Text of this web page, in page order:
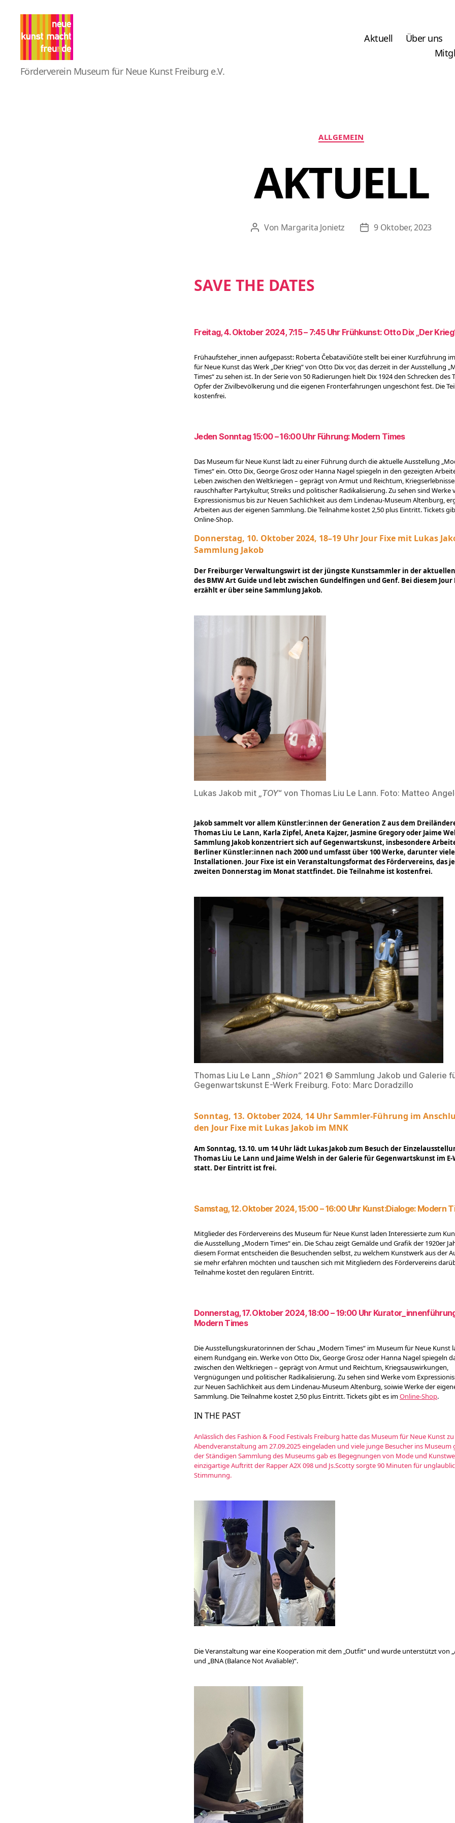
Pro
MNK
Förderverein Museum für Neue Kunst Freiburg e.V.
Aktuell Über uns
Kategorien
ALLGEMEIN
AKTUELL
Beitragsautor
Von Margarita Jonietz Veröffentlichungsdatum
9 Oktober, 2023
SAVE THE DATES
Freitag, 4. Oktober 2024, 7:15 – 7:45 Uhr Frühkunst: Otto Dix „Der
Frühaufsteher_innen aufgepasst: Roberta Čebatavičiūtė stellt bei einer Kurzführung
für Neue Kunst das Werk „Der Krieg“ von Otto Dix vor, das derzeit in der Ausstellung
Times“ zu sehen ist. In der Serie von 50 Radierungen hielt Dix 1924 den Schrecken des
Opfer der Zivilbevölkerung und die eigenen Fronterfahrungen ungeschönt fest. Die
kostenfrei.
Jeden Sonntag 15:00 – 16:00 Uhr Führung: Modern Times
Das Museum für Neue Kunst lädt zu einer Führung durch die aktuelle Ausstellung
Times“ ein. Otto Dix, George Grosz oder Hanna Nagel spiegeln in den gezeigten
Leben zwischen den Weltkriegen – geprägt von Armut und Reichtum,
rauschhafter Partykultur, Streiks und politischer Radikalisierung. Zu sehen sind Werke
Expressionismus bis zur Neuen Sachlichkeit aus dem Lindenau-Museum Altenburg,
Arbeiten aus der eigenen Sammlung. Die Teilnahme kostet 2,50 plus Eintritt. Tickets
Online-Shop.
Donnerstag, 10. Oktober 2024, 18–19 Uhr Jour Fixe mit Lukas
Sammlung Jakob
Der Freiburger Verwaltungswirt ist der jüngste Kunstsammler in der
des BMW Art Guide und lebt zwischen Gundelfingen und Genf. Bei diesem Jour
erzählt er über seine Sammlung Jakob.
Lukas Jakob mit „ TOY“ von Thomas Liu Le Lann. Foto: Matteo
Jakob sammelt vor allem Künstler:innen der Generation Z aus dem
Thomas Liu Le Lann, Karla Zipfel, Aneta Kajzer, Jasmine Gregory oder Jaime
Sammlung Jakob konzentriert sich auf Gegenwartskunst, insbesondere
Berliner Künstler:innen nach 2000 und umfasst über 100 Werke, darunter viele
Installationen. Jour Fixe ist ein Veranstaltungsformat des Fördervereins, das
zweiten Donnerstag im Monat stattfindet. Die Teilnahme ist kostenfrei.
Thomas Liu Le Lann „Shion“ 2021 © Sammlung Jakob und Galerie
Gegenwartskunst E-Werk Freiburg. Foto: Marc Doradzillo
Sonntag, 13. Oktober 2024, 14 Uhr Sammler-Führung im
den Jour Fixe mit Lukas Jakob im MNK
Am Sonntag, 13.10. um 14 Uhr lädt Lukas Jakob zum Besuch der
Thomas Liu Le Lann und Jaime Welsh in der Galerie für Gegenwartskunst im E-
statt. Der Eintritt ist frei.
Samstag, 12. Oktober 2024, 15:00 – 16:00 Uhr Kunst:Dialoge: Modern
Mitglieder des Fördervereins des Museum für Neue Kunst laden Interessierte zum
die Ausstellung „Modern Times“ ein. Die Schau zeigt Gemälde und Grafik der 1920er
diesem Format entscheiden die Besuchenden selbst, zu welchem Kunstwerk aus der
sie mehr erfahren möchten und tauschen sich mit Mitgliedern des Fördervereins
Teilnahme kostet den regulären Eintritt.
Donnerstag, 17. Oktober 2024, 18:00 – 19:00 Uhr
Modern Times
Die Ausstellungskuratorinnen der Schau „Modern Times“ im Museum für Neue Kunst
einem Rundgang ein. Werke von Otto Dix, George Grosz oder Hanna Nagel spiegeln
zwischen den Weltkriegen – geprägt von Armut und Reichtum, Kriegsauswirkungen,
Vergnügungen und politischer Radikalisierung. Zu sehen sind Werke vom
zur Neuen Sachlichkeit aus dem Lindenau-Museum Altenburg, soiwie Werke der
Sammlung. Die Teilnahme kostet 2,50 plus Eintritt. Tickets gibt es imOnline-Shop.
IN THE PAST
Anlässlich des Fashion & Food Festivals Freiburg hatte das Museum für Neue Kunst
Abendveranstaltung am 27.09.2025 eingeladen und viele junge Besucher ins Museum
der Ständigen Sammlung des Museums gab es Begegnungen von Mode und
einzigartige Auftritt der Rapper A2X 098 und Js.Scotty sorgte 90 Minuten für
Stimmunng.
Die Veranstaltung war eine Kooperation mit dem „Outfit“ und wurde unterstützt von
und „BNA (Balance Not Avaliable)“.